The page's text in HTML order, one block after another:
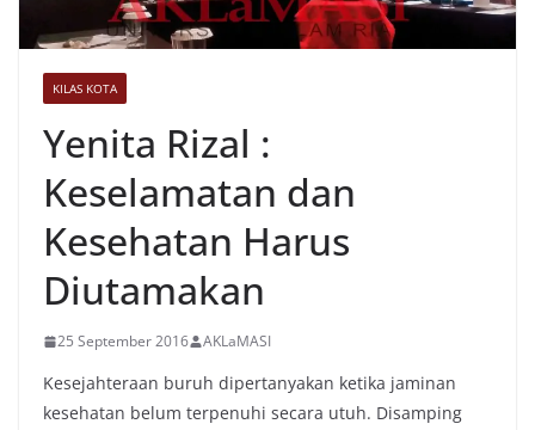
KILAS KOTA
Yenita Rizal :
Keselamatan dan
Kesehatan Harus
Diutamakan
25 September 2016 AKLaMASI
Kesejahteraan buruh dipertanyakan ketika jaminan
kesehatan belum terpenuhi secara utuh. Disamping